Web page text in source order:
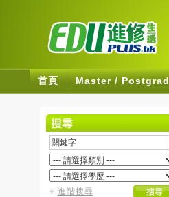
首頁 Master / Postgrad
+ 進階搜尋